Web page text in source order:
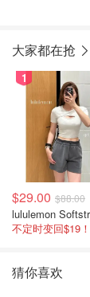
大家都在抢
1
$29.00 $88.00
猜你喜欢